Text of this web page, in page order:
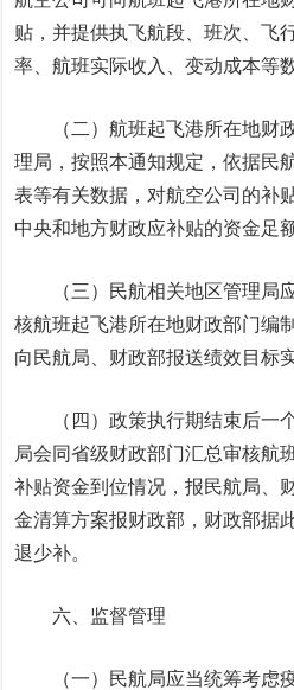
贴，并提供执飞航段、班次、飞
率、航班实际收入、变动成本等
（二）航班起飞港所在地财政
理局，按照本通知规定，依据民
表等有关数据，对航空公司的补
中央和地方财政应补贴的资金足
（三）民航相关地区管理局应
核航班起飞港所在地财政部门编
向民航局、财政部报送绩效目标
（四）政策执行期结束后一个
局会同省级财政部门汇总审核航
补贴资金到位情况，报民航局、
金清算方案报财政部，财政部据
退少补。
六、监督管理
（一）民航局应当统筹考虑